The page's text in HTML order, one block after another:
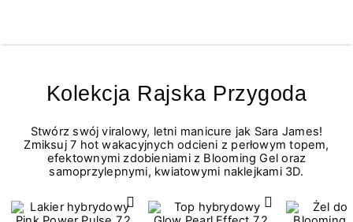
Kolekcja Rajska Przygoda
Stwórz swój viralowy, letni manicure jak Sara James!
Zmiksuj 7 hot wakacyjnych odcieni z perłowym topem,
efektownymi zdobieniami z Blooming Gel oraz
samoprzylepnymi, kwiatowymi naklejkami 3D.